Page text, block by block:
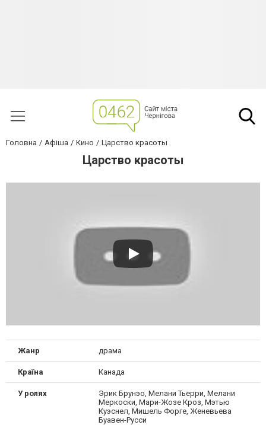
Головна Афіша Кино Царство красоты
Царство красоты
Жанр драма
Країна Канада
У ролях
Эрик Брунэо, Мелани Тьерри, Мелани
Меркоски, Мари-Жозе Кроз, Мэтью
Куэснел, Мишель Форге, Женевьева
Буавен-Русси